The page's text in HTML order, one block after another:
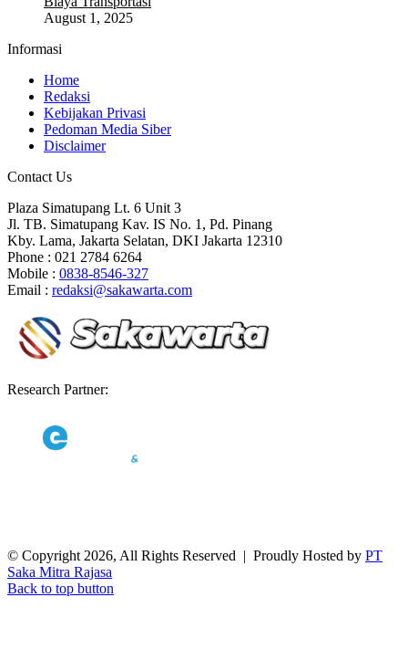
August 1, 2025
Informasi
Home
Redaksi
Kebijakan Privasi
Pedoman Media Siber
Disclaimer
Contact Us
Plaza Simatupang Lt. 6 Unit 3
Jl. TB. Simatupang Kav. IS No. 1, Pd. Pinang
Kby. Lama, Jakarta Selatan, DKI Jakarta 12310
Phone : 021 2784 6264
Mobile : 0838-8546-327
Email : redaksi@sakawarta.com
Research Partner:
© Copyright 2026, All Rights Reserved | Proudly Hosted by PT
Saka Mitra Rajasa
Back to top button